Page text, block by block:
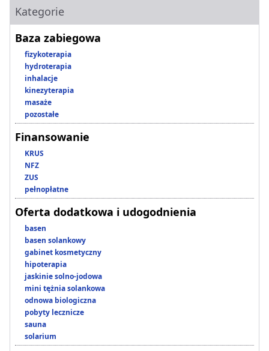
Kategorie
Baza zabiegowa
fizykoterapia
hydroterapia
inhalacje
kinezyterapia
masaże
pozostałe
Finansowanie
KRUS
NFZ
ZUS
pełnopłatne
Oferta dodatkowa i udogodnienia
basen
basen solankowy
gabinet kosmetyczny
hipoterapia
jaskinie solno-jodowa
mini tężnia solankowa
odnowa biologiczna
pobyty lecznicze
sauna
solarium